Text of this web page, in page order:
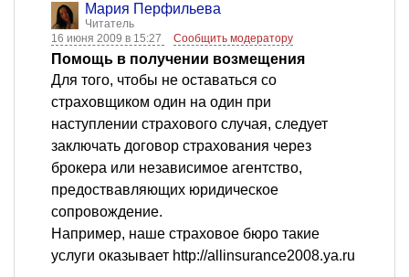
Мария Перфильева
Читатель
16 июня 2009 в 15:27
Сообщить модератору
Помощь в получении возмещения
Для того, чтобы не оставаться со
страховщиком один на один при
наступлении страхового случая, следует
заключать договор страхования через
брокера или независимое агентство,
предоствавляющих юридическое
сопровождение.
Например, наше страховое бюро такие
услуги оказывает http://allinsurance2008.ya.ru